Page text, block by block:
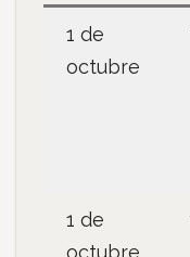
1 de
octubre
1 de
octubre